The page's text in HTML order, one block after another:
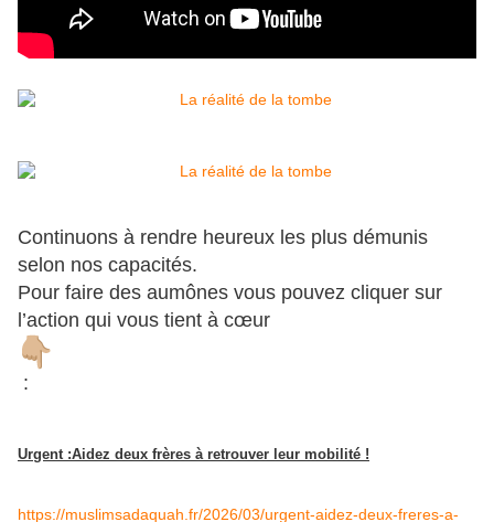
Continuons à rendre heureux les plus démunis
selon nos capacités.
Pour faire des aumônes vous pouvez cliquer sur
l’action qui vous tient à cœur
:
Urgent :Aidez deux frères à retrouver leur mobilité !
https://muslimsadaquah.fr/2026/03/urgent-aidez-deux-freres-a-